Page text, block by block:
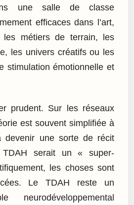
une salle de classe
efficaces dans l’art,
les métiers de terrain, les
les univers créatifs ou les
stimulation émotionnelle et
prudent. Sur les réseaux
est souvent simplifiée à
devenir une sorte de récit
serait un « super-
les choses sont
Le TDAH reste un
neurodéveloppemental